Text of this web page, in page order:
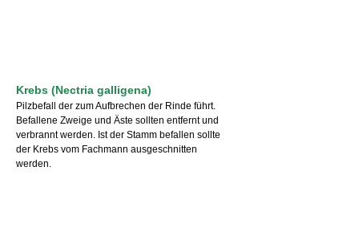
Krebs (Nectria galligena)
Pilzbefall der zum Aufbrechen der Rinde führt.
Befallene Zweige und Äste sollten entfernt und
verbrannt werden. Ist der Stamm befallen sollte
der Krebs vom Fachmann ausgeschnitten
werden.